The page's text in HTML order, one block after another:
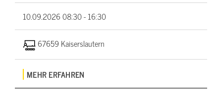
10.09.202608:30 - 16:30
67659 Kaiserslautern
MEHR ERFAHREN